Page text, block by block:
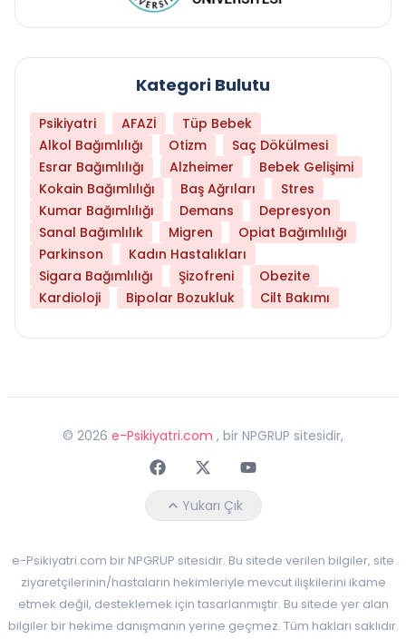
Kategori Bulutu
Psikiyatri AFAZİ
Tüp Bebek
Alkol Bağımlılığı
Otizm
Saç Dökülmesi
Esrar Bağımlılığı
Alzheimer
Bebek Gelişimi
Kokain Bağımlılığı
Baş Ağrıları
Stres
Kumar Bağımlılığı
Demans
Depresyon
Sanal Bağımlılık
Migren
Opiat Bağımlılığı
Parkinson
Kadın Hastalıkları
Sigara Bağımlılığı
Şizofreni
Obezite
Kardioloji
Bipolar Bozukluk Cilt Bakımı
© 2026 e-Psikiyatri.com , bir NPGRUP sitesidir,
FaceebokTwitterYoutube
Yukarı Çık
e-Psikiyatri.com bir NPGRUP sitesidir. Bu sitede verilen bilgiler, site
ziyaretçilerinin/hastaların hekimleriyle mevcut ilişkilerini ikame
etmek değil, desteklemek için tasarlanmıştır. Bu sitede yer alan
bilgiler bir hekime danışmanın yerine geçmez. Tüm hakları saklıdır.